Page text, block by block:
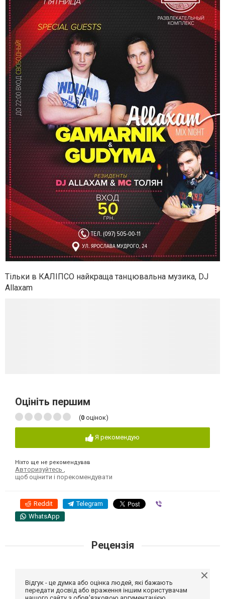
Тільки в КАЛІПСО найкраща танцювальна музика, DJ
Allaxam
Оцініть першим
(0 оцінок)
Я рекомендую
Ніхто ще не рекомендував
Авторизуйтесь
щоб оцінити і порекомендувати
Reddit Telegram
WhatsApp
Рецензія
Відгук - це думка або оцінка людей, які бажають
передати досвід або враження іншим користувачам